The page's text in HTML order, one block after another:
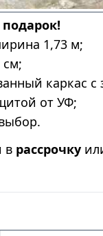
1,73 м;
каркас
от УФ;
в рассрочку